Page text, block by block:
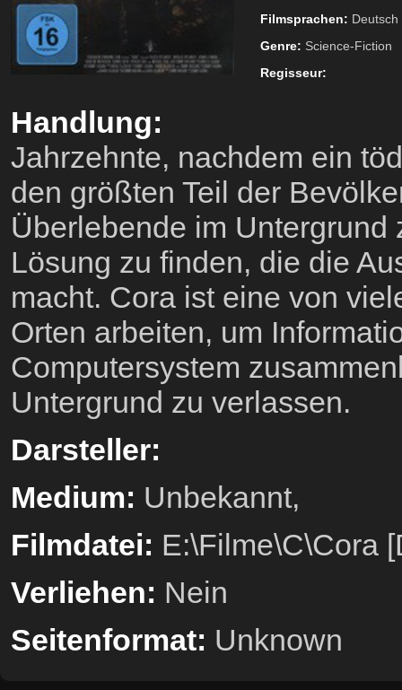
Filmsprachen: Deutsch
Genre: Science-Fiction
Regisseur:
Handlung:
Jahrzehnte, nachdem ein
den größten Teil der
Überlebende im
Lösung zu finden, die die
macht. Cora ist eine von
Orten arbeiten, um
Computersystem
Untergrund zu verlassen.
Darsteller:
Medium: Unbekannt,
Filmdatei: E:\Filme\C\Cora
Verliehen: Nein
Seitenformat: Unknown